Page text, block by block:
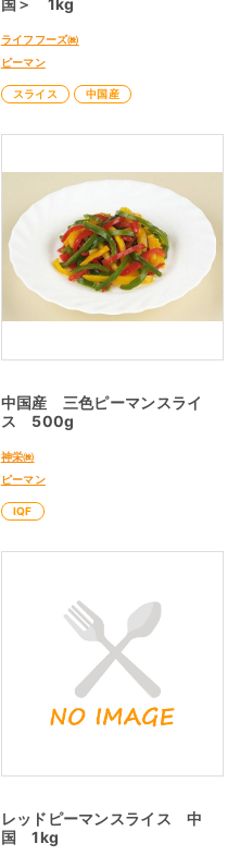
国＞ 1kg
ライフフーズ㈱
ピーマン
スライス 中国産
中国産 三色ピーマンスライ
ス 500g
神栄㈱
ピーマン
IQF
レッドピーマンスライス 中
国 1kg